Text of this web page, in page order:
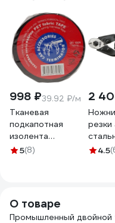
998 ₽39.92 ₽/м
Тканевая
подкапотная
изолента
Terminator Izt
5(8)
2
NEO
4.5
О товаре
Промышленный двойной